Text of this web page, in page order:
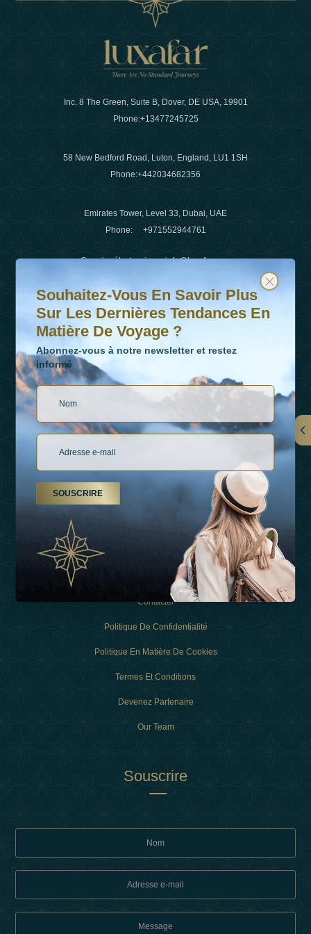
Inc. 8 The Green, Suite B, Dover, DE USA, 19901
Phone:+13477245725
58 New Bedford Road, Luton, England, LU1 1SH
Phone:+442034682356
Emirates Tower, Level 33, Dubai, UAE
Phone: +971552944761
Courrier électronique:info@luxafar.com
WhatsApp N°
+442034682356
+971552944761
LIENS
À Propos De Nous
Types De Vacances
Contacter
Politique De Confidentialité
Politique En Matière De Cookies
Termes Et Conditions
Devenez Partenaire
Our Team
Souscrire
Souhaitez-vous en savoir plus sur les dernières
Abonnez-vous à notre newsletter et restez informé
Souhaitez-Vous En Savoir Plus
Sur Les Dernières Tendances En
Matière De Voyage ?
Abonnez-vous à notre newsletter et restez
informé
SOUSCRIRE